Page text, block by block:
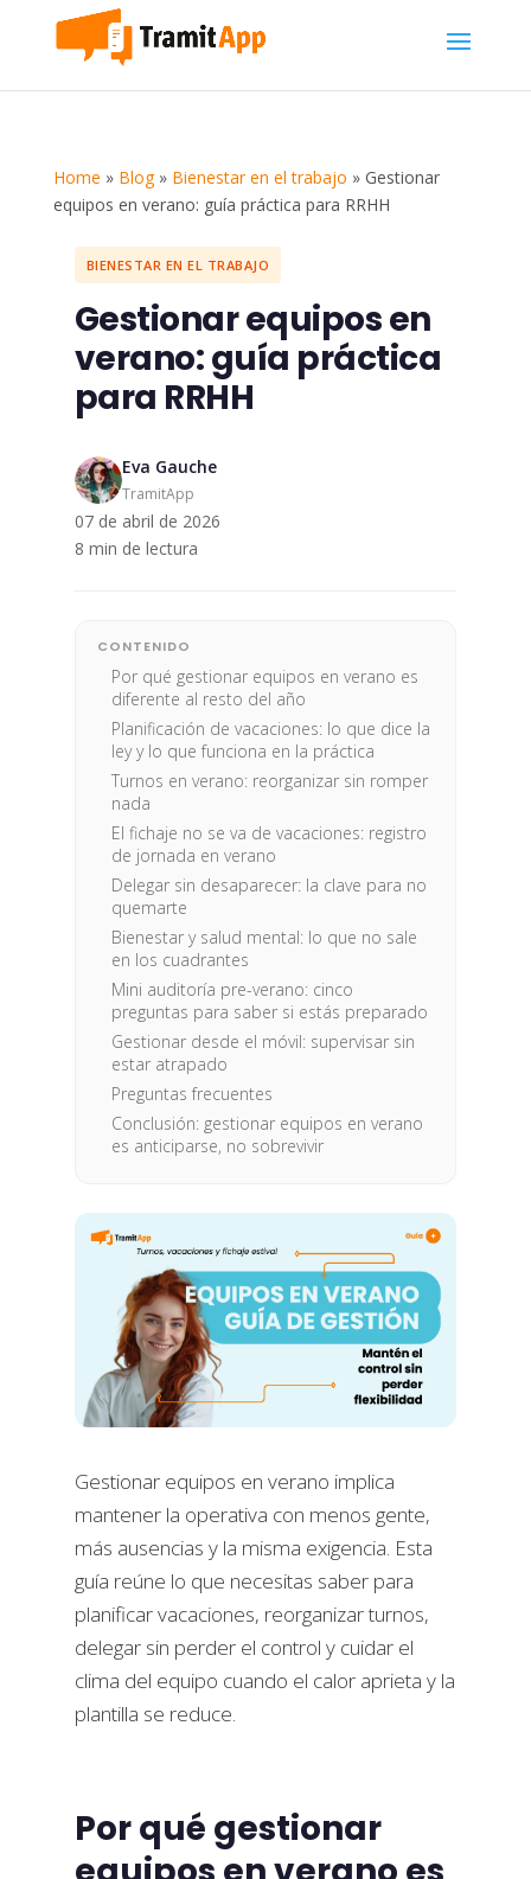
Home » Blog» Bienestar en el trabajo » Gestionar
equipos en verano: guía práctica para RRHH
BIENESTAR EN EL TRABAJO
Gestionar equipos en
verano: guía práctica
para RRHH
Eva Gauche
TramitApp
07 de abril de 2026
8 min de lectura
CONTENIDO
Por qué gestionar equipos en verano es
diferente al resto del año
Planificación de vacaciones: lo que dice la
ley y lo que funciona en la práctica
Turnos en verano: reorganizar sin romper
nada
El fichaje no se va de vacaciones: registro
de jornada en verano
Delegar sin desaparecer: la clave para no
quemarte
Bienestar y salud mental: lo que no sale
en los cuadrantes
Mini auditoría pre-verano: cinco
preguntas para saber si estás preparado
Gestionar desde el móvil: supervisar sin
estar atrapado
Preguntas frecuentes
Conclusión: gestionar equipos en verano
es anticiparse, no sobrevivir
Gestionar equipos en verano implica
mantener la operativa con menos gente,
más ausencias y la misma exigencia. Esta
guía reúne lo que necesitas saber para
planificar vacaciones, reorganizar turnos,
delegar sin perder el control y cuidar el
clima del equipo cuando el calor aprieta y la
plantilla se reduce.
Por qué gestionar